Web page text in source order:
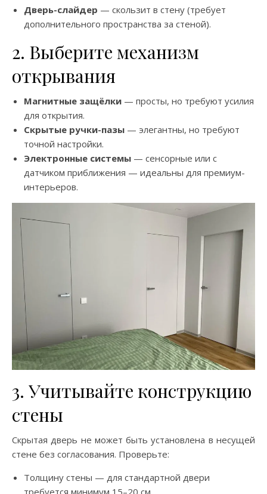
Дверь-слайдер — скользит в стену (требует
дополнительного пространства за стеной).
2. Выберите механизм
открывания
Магнитные защёлки — просты, но требуют усилия
для открытия.
Скрытые ручки-пазы — элегантны, но требуют
точной настройки.
Электронные системы — сенсорные или с
датчиком приближения — идеальны для премиум-
интерьеров.
3. Учитывайте конструкцию
стены
Скрытая дверь не может быть установлена в несущей
стене без согласования. Проверьте:
Толщину стены — для стандартной двери
требуется минимум 15–20 см.